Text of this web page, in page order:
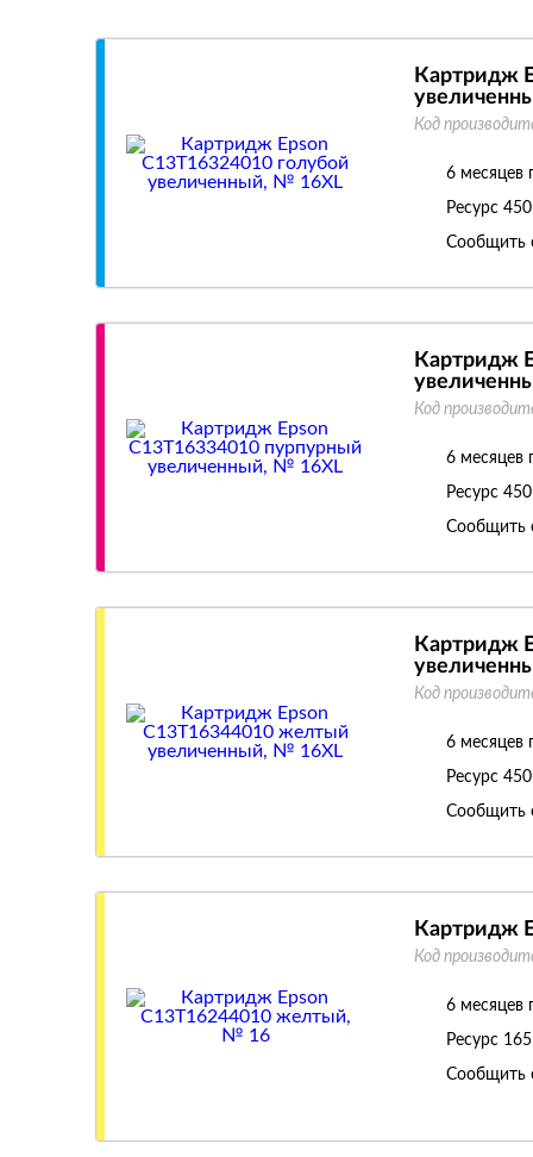
Картридж
Код
6 месяцев
Ресурс
Сообщить
Картридж
Код
6 месяцев
Ресурс
Сообщить
Картридж
Код
6 месяцев
Ресурс
Сообщить
Картридж
Код
6 месяцев
Ресурс
Сообщить